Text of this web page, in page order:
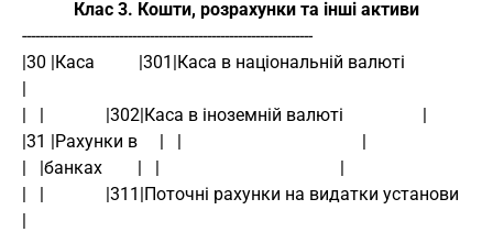
Клас 3. Кошти, розрахунки та інші активи
------------------------------------------------------------------
|30 |Каса          |301|Каса в національній валюті
|
|   |              |302|Каса в іноземній валюті                  |
|31 |Рахунки в     |   |                                         |
|   |банках        |   |                                         |
|   |              |311|Поточні рахунки на видатки установи
|